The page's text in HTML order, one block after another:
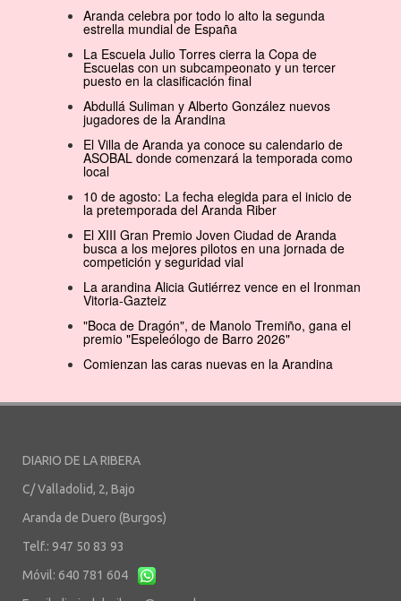
Aranda celebra por todo lo alto la segunda
estrella mundial de España
La Escuela Julio Torres cierra la Copa de
Escuelas con un subcampeonato y un tercer
puesto en la clasificación final
Abdullá Suliman y Alberto González nuevos
jugadores de la Arandina
El Villa de Aranda ya conoce su calendario de
ASOBAL donde comenzará la temporada como
local
10 de agosto: La fecha elegida para el inicio de
la pretemporada del Aranda Riber
El XIII Gran Premio Joven Ciudad de Aranda
busca a los mejores pilotos en una jornada de
competición y seguridad vial
La arandina Alicia Gutiérrez vence en el Ironman
Vitoria-Gazteiz
"Boca de Dragón", de Manolo Tremiño, gana el
premio "Espeleólogo de Barro 2026"
Comienzan las caras nuevas en la Arandina
DIARIO DE LA RIBERA
C/ Valladolid, 2, Bajo
Aranda de Duero (Burgos)
Telf.: 947 50 83 93
Móvil: 640 781 604